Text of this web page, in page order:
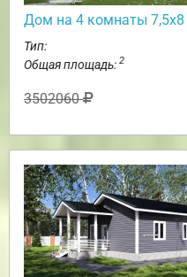
Дом на 4 комнаты 7,5х8
Тип:
Общая площадь: 2
3502060